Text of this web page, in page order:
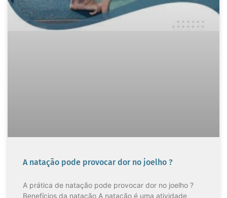
A natação pode provocar dor no joelho ?
A prática de natação pode provocar dor no joelho ?
Benefícios da natação A natação é uma atividade